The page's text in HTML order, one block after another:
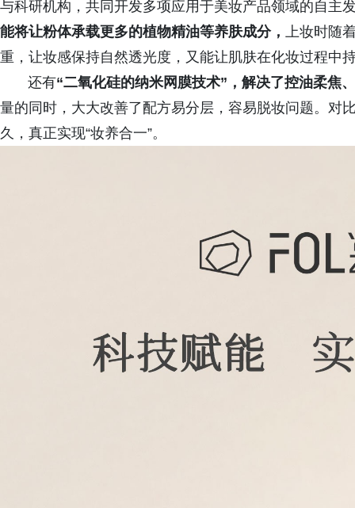
与科研机构，共同开发多项应用于美妆产品领域的自主
能将让粉体承载更多的植物精油等养肤成分， 上妆时随
重，让妆感保持自然透光度，又能让肌肤在化妆过程中
还有“二氧化硅的纳米网膜技术”，解决了控油柔焦
量的同时，大大改善了配方易分层，容易脱妆问题。对
久，真正实现“妆养合一”。